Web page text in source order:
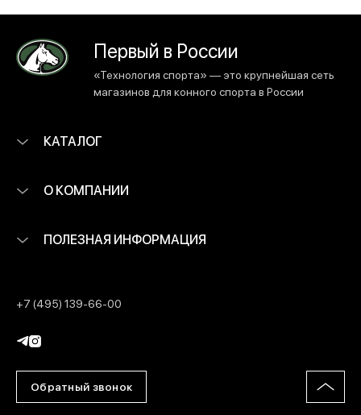
Первый в России
«Технология спорта» — это крупнейшая сеть
магазинов для конного спорта в России
КАТАЛОГ
О КОМПАНИИ
ПОЛЕЗНАЯ ИНФОРМАЦИЯ
+7 (495) 139-66-00
Обратный звонок